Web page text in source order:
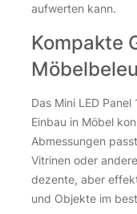
Über 100Stk. auf Lager
JST Verlängerung
JST Verlängerung
aufwerten kann.
Kompakte
Das Mini LED
Einbau in Möbel
Abmessungen
Vitrinen oder
dezente, aber
und Objekte im